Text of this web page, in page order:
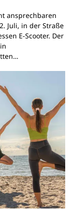
ansprechbaren
Juli, in der Straße
E-Scooter. Der